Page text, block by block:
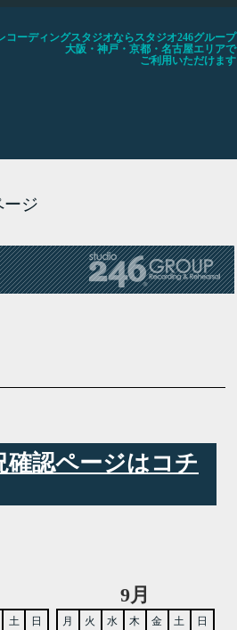
コーディングスタジオならスタジオ246グループ
大阪・神戸・京都・名古屋エリアで
ご利用いただけます
ージ
認ページはコチ
土
日
9月
月 火 水 木 金 土
日